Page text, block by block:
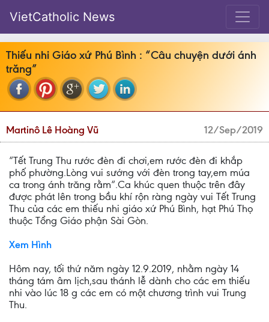
VietCatholic News
Thiếu nhi Giáo xứ Phú Bình : “Câu chuyện dưới ánh
trăng”
Martinô Lê Hoàng Vũ 12/Sep/2019
“Tết Trung Thu rước đèn đi chơi,em rước đèn đi khắp
phố phường.Lòng vui sướng với đèn trong tay,em múa
ca trong ánh trăng rằm“.Ca khúc quen thuộc trên đây
được phát lên trong bầu khí rộn ràng ngày vui Tết Trung
Thu của các em thiếu nhi giáo xứ Phú Bình, hạt Phú Thọ
thuộc Tổng Giáo phận Sài Gòn.
Xem Hình
Hôm nay, tối thứ năm ngày 12.9.2019, nhằm ngày 14
tháng tám âm lịch,sau thánh lễ dành cho các em thiếu
nhi vào lúc 18 g các em có một chương trình vui Trung
Thu.